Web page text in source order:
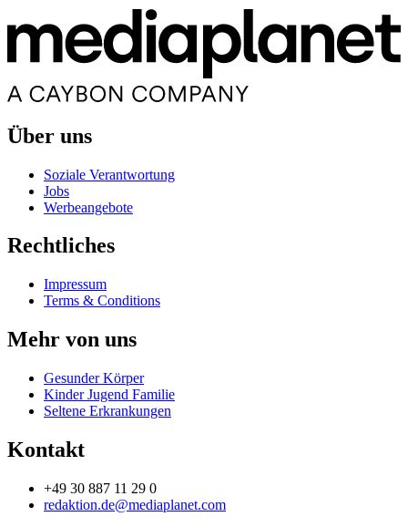
Über uns
Soziale Verantwortung
Jobs
Werbeangebote
Rechtliches
Impressum
Terms & Conditions
Mehr von uns
Gesunder Körper
Kinder Jugend Familie
Seltene Erkrankungen
Kontakt
+49 30 887 11 29 0
redaktion.de@mediaplanet.com